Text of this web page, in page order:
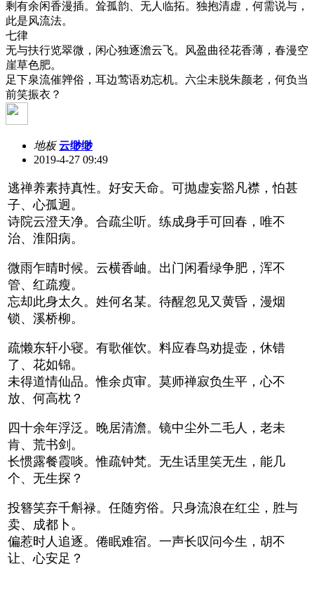
剩有余闲香漫插。耸孤韵、无人临拓。独抱清虚，何需说与，
此是风流法。
七律
无与扶行览翠微，闲心独逐澹云飞。风盈曲径花香薄，春漫空
崖草色肥。
足下泉流催亸俗，耳边莺语劝忘机。六尘未脱朱颜老，何负当
前笑振衣？
地板 云缈缈
2019-4-27 09:49
逃禅养素持真性。好安天命。可抛虚妄豁凡襟，怕甚
子、心孤迥。
诗院云澄天净。合疏尘听。练成身手可回春，唯不
治、淮阳病。
微雨乍晴时候。云横香岫。出门闲看绿争肥，浑不
管、红疏瘦。
忘却此身太久。姓何名某。待醒忽见又黄昏，漫烟
锁、溪桥柳。
疏懒东轩小寝。有歌催饮。料应春鸟劝提壶，休错
了、花如锦。
未得道情仙品。惟余贞审。莫师禅寂负生平，心不
放、何高枕？
四十余年浮泛。晚居清澹。镜中尘外二毛人，老未
肯、荒书剑。
长惯露餐霞啖。惟疏钟梵。无生话里笑无生，能几
个、无生探？
投簪笑弃千斛禄。任随穷俗。只身流浪在红尘，胜与
卖、成都卜。
偏惹时人追逐。倦眠难宿。一声长叹问今生，胡不
让、心安足？